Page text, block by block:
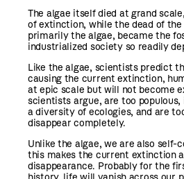
The algae itself died at grand
of extinction, while the dead of the
primarily the algae, became the
industrialized society so readily
Like the algae, scientists predict
causing the current extinction,
at epic scale but will not become
scientists argue, are too
a diversity of ecologies, and are
disappear completely.
Unlike the algae, we are also self-
this makes the current extinction
disappearance. Probably for the